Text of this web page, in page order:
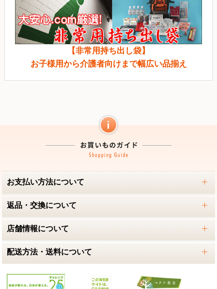
【非常用持ち出し袋】
お子様用から介護者向けまで幅広い品揃え
お支払い方法について
返品・交換について
店舗情報について
配送方法・送料について